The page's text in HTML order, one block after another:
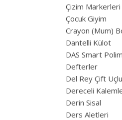
Çizim Markerleri
Çocuk Giyim
Crayon (Mum)
Dantelli Külot
DAS Smart
Defterler
Del Rey Çift
Dereceli
Derin Sisal
Ders Aletleri